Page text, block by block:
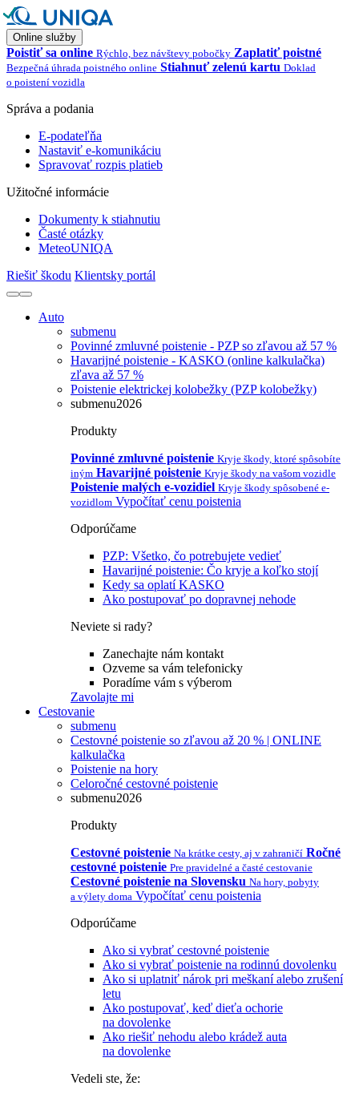
Online služby
Poistiť sa online Rýchlo, bez návštevy pobočky Zaplatiť poistné
Bezpečná úhrada poistného online Stiahnuť zelenú kartu Doklad
o poistení vozidla
Správa a podania
E-podateľňa
Nastaviť e-komunikáciu
Spravovať rozpis platieb
Užitočné informácie
Dokumenty k stiahnutiu
Časté otázky
MeteoUNIQA
Riešiť škodu Klientsky portál
Auto
submenu
Povinné zmluvné poistenie - PZP so zľavou až 57 %
Havarijné poistenie - KASKO (online kalkulačka)
zľava až 57 %
Poistenie elektrickej kolobežky (PZP kolobežky)
submenu2026
Produkty
Povinné zmluvné poistenie Kryje škody, ktoré spôsobíte
iným Havarijné poistenie Kryje škody na vašom vozidle
Poistenie malých e-vozidiel Kryje škody spôsobené e-
vozidlom Vypočítať cenu poistenia
Odporúčame
PZP: Všetko, čo potrebujete vedieť
Havarijné poistenie: Čo kryje a koľko stojí
Kedy sa oplatí KASKO
Ako postupovať po dopravnej nehode
Neviete si rady?
Zanechajte nám kontakt
Ozveme sa vám telefonicky
Poradíme vám s výberom
Zavolajte mi
Cestovanie
submenu
Cestovné poistenie so zľavou až 20 % | ONLINE
kalkulačka
Poistenie na hory
Celoročné cestovné poistenie
submenu2026
Produkty
Cestovné poistenie Na krátke cesty, aj v zahraničí Ročné
cestovné poistenie Pre pravidelné a časté cestovanie
Cestovné poistenie na Slovensku Na hory, pobyty
a výlety doma Vypočítať cenu poistenia
Odporúčame
Ako si vybrať cestovné poistenie
Ako si vybrať poistenie na rodinnú dovolenku
Ako si uplatniť nárok pri meškaní alebo zrušení
letu
Ako postupovať, keď dieťa ochorie
na dovolenke
Ako riešiť nehodu alebo krádež auta
na dovolenke
Vedeli ste, že: